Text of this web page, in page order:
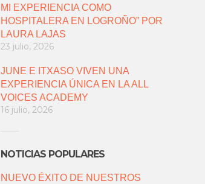
MI EXPERIENCIA COMO
HOSPITALERA EN LOGROÑO” POR
LAURA LAJAS
23 julio, 2026
JUNE E ITXASO VIVEN UNA
EXPERIENCIA ÚNICA EN LA ALL
VOICES ACADEMY
16 julio, 2026
NOTICIAS POPULARES
NUEVO ÉXITO DE NUESTROS